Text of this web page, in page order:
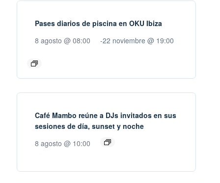
Pases diarios de piscina en OKU Ibiza
8 agosto @ 08:00
-22 noviembre @ 19:00
Café Mambo reúne a DJs invitados en sus
sesiones de día, sunset y noche
8 agosto @ 10:00